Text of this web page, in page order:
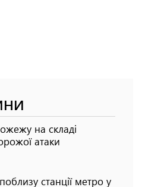
на складі
атаки
станції метро у